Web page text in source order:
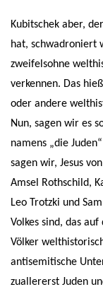
Kubitschek aber,
hat, schwadroniert
zweifelsohne
verkennen. Das
oder andere
Nun, sagen wir es
namens „die
sagen wir, Jesus
Amsel Rothschild,
Leo Trotzki und
Volkes sind, das
Völker
antisemitische
zuallererst Juden